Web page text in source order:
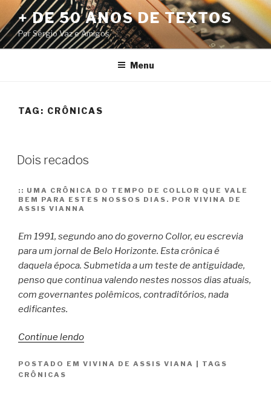
Pular
para
o
conteúdo
+ DE 50 ANOS DE TEXTOS
Por Sérgio Vaz e Amigos
Menu
TAG: CRÔNICAS
Dois recados
:: UMA CRÔNICA DO TEMPO DE COLLOR QUE VALE
BEM PARA ESTES NOSSOS DIAS. POR VIVINA DE
ASSIS VIANNA
Em 1991, segundo ano do governo Collor, eu escrevia
para um jornal de Belo Horizonte. Esta crônica é
daquela época. Submetida a um teste de antiguidade,
penso que continua valendo nestes nossos dias atuais,
com governantes polêmicos, contraditórios, nada
edificantes.
Continue lendo“Dois
POSTADO EM VIVINA DE ASSIS VIANA | TAGS
CRÔNICAS